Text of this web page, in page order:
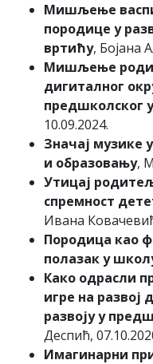
Мишљење
породице у
вртићу, Бојана
Мишљење
дигиталног
предшколског
10.09.2024.
Значај музике
и образовању,
Утицај
спремност
Ивана
Породица као
полазак у
Како одрасли
игре на развој
развоју у
Деспић,
Имагинарни